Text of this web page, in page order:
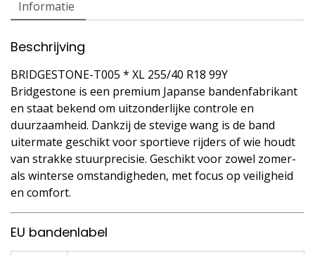
Informatie
Beschrijving
BRIDGESTONE-T005 * XL 255/40 R18 99Y
Bridgestone is een premium Japanse bandenfabrikant
en staat bekend om uitzonderlijke controle en
duurzaamheid. Dankzij de stevige wang is de band
uitermate geschikt voor sportieve rijders of wie houdt
van strakke stuurprecisie. Geschikt voor zowel zomer-
als winterse omstandigheden, met focus op veiligheid
en comfort.
EU bandenlabel